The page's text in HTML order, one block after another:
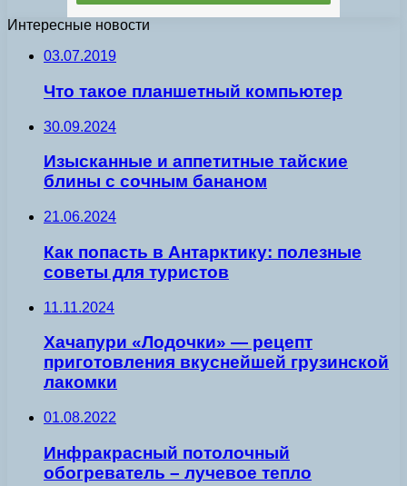
Интересные новости
03.07.2019
Что такое планшетный компьютер
30.09.2024
Изысканные и аппетитные тайские
блины с сочным бананом
21.06.2024
Как попасть в Антарктику: полезные
советы для туристов
11.11.2024
Хачапури «Лодочки» — рецепт
приготовления вкуснейшей грузинской
лакомки
01.08.2022
Инфракрасный потолочный
обогреватель – лучевое тепло